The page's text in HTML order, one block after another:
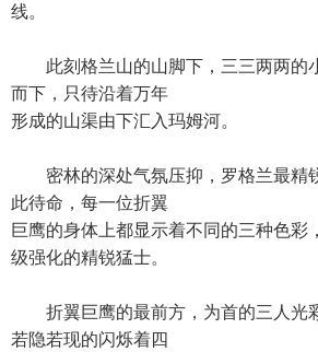
线。
此刻格兰山的山脚下，三三两两的
而下，只待沿着万年
形成的山渠由下汇入玛姆河。
密林的深处气氛压抑，罗格兰最精
此待命，每一位折翼
巨鹰的身体上都显示着不同的三种色彩
级强化的精锐猛士。
折翼巨鹰的最前方，为首的三人光
若隐若现的闪烁着四